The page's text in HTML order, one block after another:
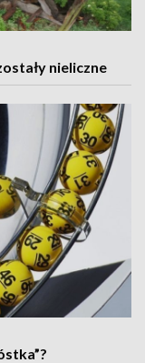
nieliczne